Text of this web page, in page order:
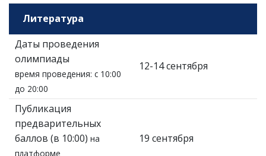
Литература
Даты проведения
олимпиады
время проведения: с 10:00
до 20:00
12-14 сентября
Публикация
предварительных
баллов (в 10:00) на
платформе
19 сентября